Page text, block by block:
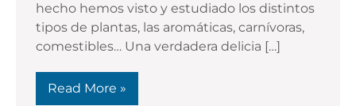
hecho hemos visto y estudiado los distintos
tipos de plantas, las aromáticas, carnívoras,
comestibles… Una verdadera delicia […]
Read More »